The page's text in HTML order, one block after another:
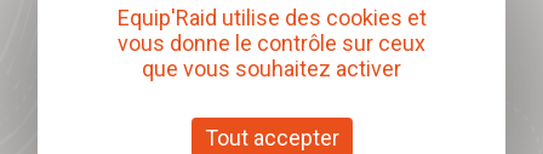
Offrez nos chèques
cadeaux
Equip'Raid utilise des cookies et
vous donne le contrôle sur ceux
que vous souhaitez activer
Tout accepter